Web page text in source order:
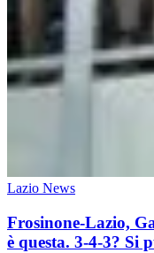
Lazio News
Frosinone-Lazio,
è questa. 3-4-3? Si